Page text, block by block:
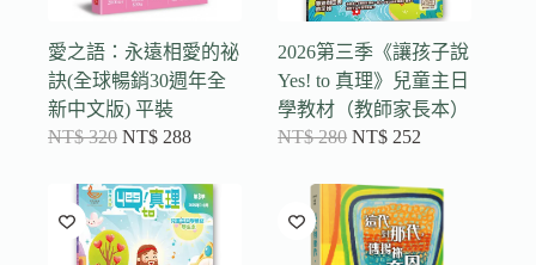
愛之語：永遠相愛的祕
訣(全球暢銷30週年全
新中文版) 平裝
NT$320 NT$ 288
2026第三季《讓孩子說
Yes! to 真理》兒童主日
學教材（教師家長本）
NT$280 NT$ 252